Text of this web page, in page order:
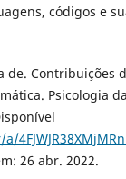
códigos e
de. Contribuições
Psicologia
26 abr. 2022.